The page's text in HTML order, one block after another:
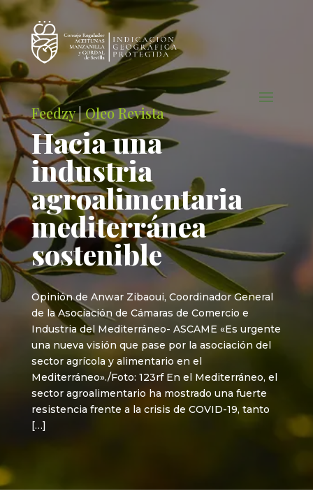
Feedzy|Oleo Revista
Hacia una
industria
agroalimentaria
mediterránea
sostenible
Opinión de Anwar Zibaoui, Coordinador General
de la Asociación de Cámaras de Comercio e
Industria del Mediterráneo- ASCAME «Es urgente
una nueva visión que pase por la asociación del
sector agrícola y alimentario en el
Mediterráneo»./Foto: 123rf En el Mediterráneo, el
sector agroalimentario ha mostrado una fuerte
resistencia frente a la crisis de COVID-19, tanto
[…]